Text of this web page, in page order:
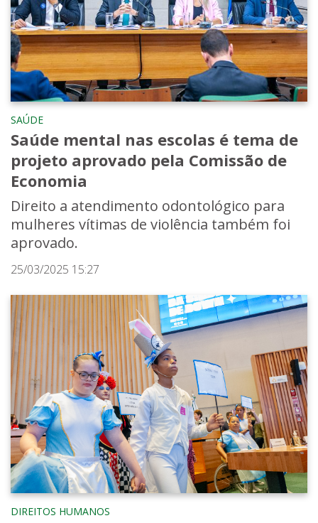
SAÚDE
Saúde mental nas escolas é tema de
projeto aprovado pela Comissão de
Economia
Direito a atendimento odontológico para
mulheres vítimas de violência também foi
aprovado.
25/03/2025 15:27
DIREITOS HUMANOS